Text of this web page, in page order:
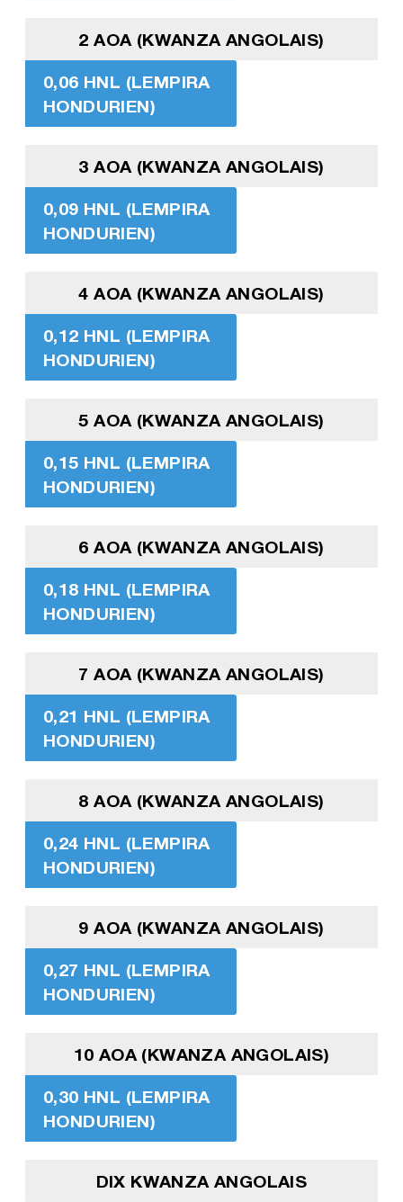
2 AOA (KWANZA ANGOLAIS)
0,06 HNL (LEMPIRA
HONDURIEN)
3 AOA (KWANZA ANGOLAIS)
0,09 HNL (LEMPIRA
HONDURIEN)
4 AOA (KWANZA ANGOLAIS)
0,12 HNL (LEMPIRA
HONDURIEN)
5 AOA (KWANZA ANGOLAIS)
0,15 HNL (LEMPIRA
HONDURIEN)
6 AOA (KWANZA ANGOLAIS)
0,18 HNL (LEMPIRA
HONDURIEN)
7 AOA (KWANZA ANGOLAIS)
0,21 HNL (LEMPIRA
HONDURIEN)
8 AOA (KWANZA ANGOLAIS)
0,24 HNL (LEMPIRA
HONDURIEN)
9 AOA (KWANZA ANGOLAIS)
0,27 HNL (LEMPIRA
HONDURIEN)
10 AOA (KWANZA ANGOLAIS)
0,30 HNL (LEMPIRA
HONDURIEN)
DIX KWANZA ANGOLAIS